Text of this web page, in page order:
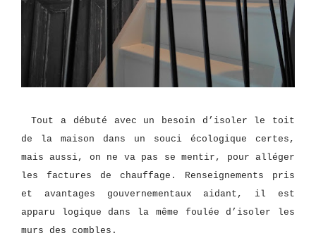
Tout a débuté avec un besoin d’isoler le toit
de la maison dans un souci écologique certes,
mais aussi, on ne va pas se mentir, pour alléger
les factures de chauffage. Renseignements pris
et avantages gouvernementaux aidant, il est
apparu logique dans la même foulée d’isoler les
murs des combles.